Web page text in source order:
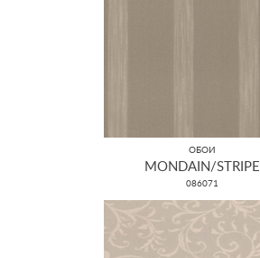
ОБОИ
MONDAIN/STRIPE
086071